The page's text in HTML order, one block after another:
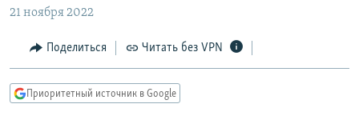
навигации
Вернутся
КУЛЬТУРА
IDEL.РЕАЛИИ
КАВКАЗ.РЕАЛИИ
21 ноября 2022
Поделиться Читать без VPN
Приоритетный источник в Google